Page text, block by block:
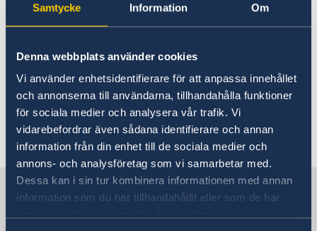
Samtycke Information Om
Denna webbplats använder cookies
Vi använder enhetsidentifierare för att anpassa innehållet
och annonserna till användarna, tillhandahålla funktioner
för sociala medier och analysera vår trafik. Vi
vidarebefordrar även sådana identifierare och annan
information från din enhet till de sociala medier och
annons- och analysföretag som vi samarbetar med.
Dessa kan i sin tur kombinera informationen med annan
information som du har tillhandahållit eller som de har
18:30 Anföranden och tändning av granen
18:45 Luciatåg
19:00 ca slut
Senast uppdaterad 03 dec. 2025, 16.58
Sverige i Nederländerna, Haag